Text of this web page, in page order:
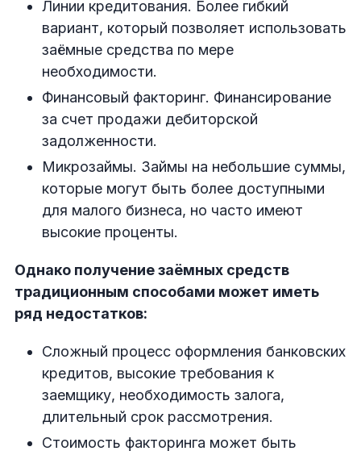
Линии кредитования. Более гибкий
вариант, который позволяет использовать
заёмные средства по мере
необходимости.
Финансовый факторинг. Финансирование
за счет продажи дебиторской
задолженности.
Микрозаймы. Займы на небольшие суммы,
которые могут быть более доступными
для малого бизнеса, но часто имеют
высокие проценты.
Однако получение заёмных средств
традиционным способами может иметь
ряд недостатков:
Сложный процесс оформления банковских
кредитов, высокие требования к
заемщику, необходимость залога,
длительный срок рассмотрения.
Стоимость факторинга может быть